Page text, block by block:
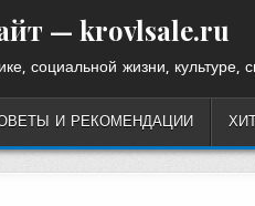
— krovlsale.ru
социальной жизни, культуре,
И РЕКОМЕНДАЦИИ